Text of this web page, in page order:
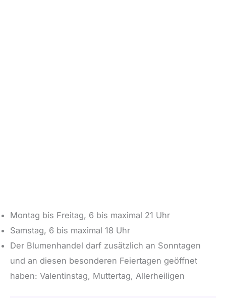
Montag bis Freitag, 6 bis maximal 21 Uhr
Samstag, 6 bis maximal 18 Uhr
Der Blumenhandel darf zusätzlich an Sonntagen
und an diesen besonderen Feiertagen geöffnet
haben: Valentinstag, Muttertag, Allerheiligen